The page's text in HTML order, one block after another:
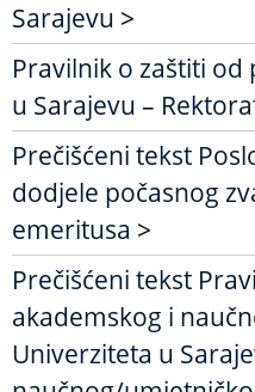
Sarajevu >
Pravilnik o zaštiti
u Sarajevu –
Prečišćeni tekst
dodjele počasnog
emeritusa >
Prečišćeni tekst
akademskog i
Univerziteta u